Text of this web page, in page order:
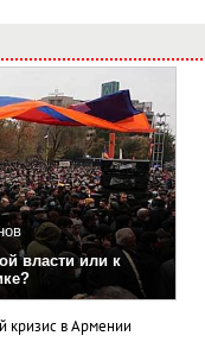
власти или к
кризис в Армении